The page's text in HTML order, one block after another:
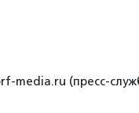
media.ru (пресс-